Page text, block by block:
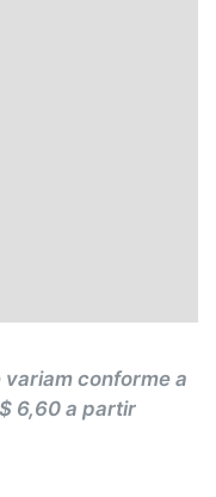
conforme a
6,60 a partir